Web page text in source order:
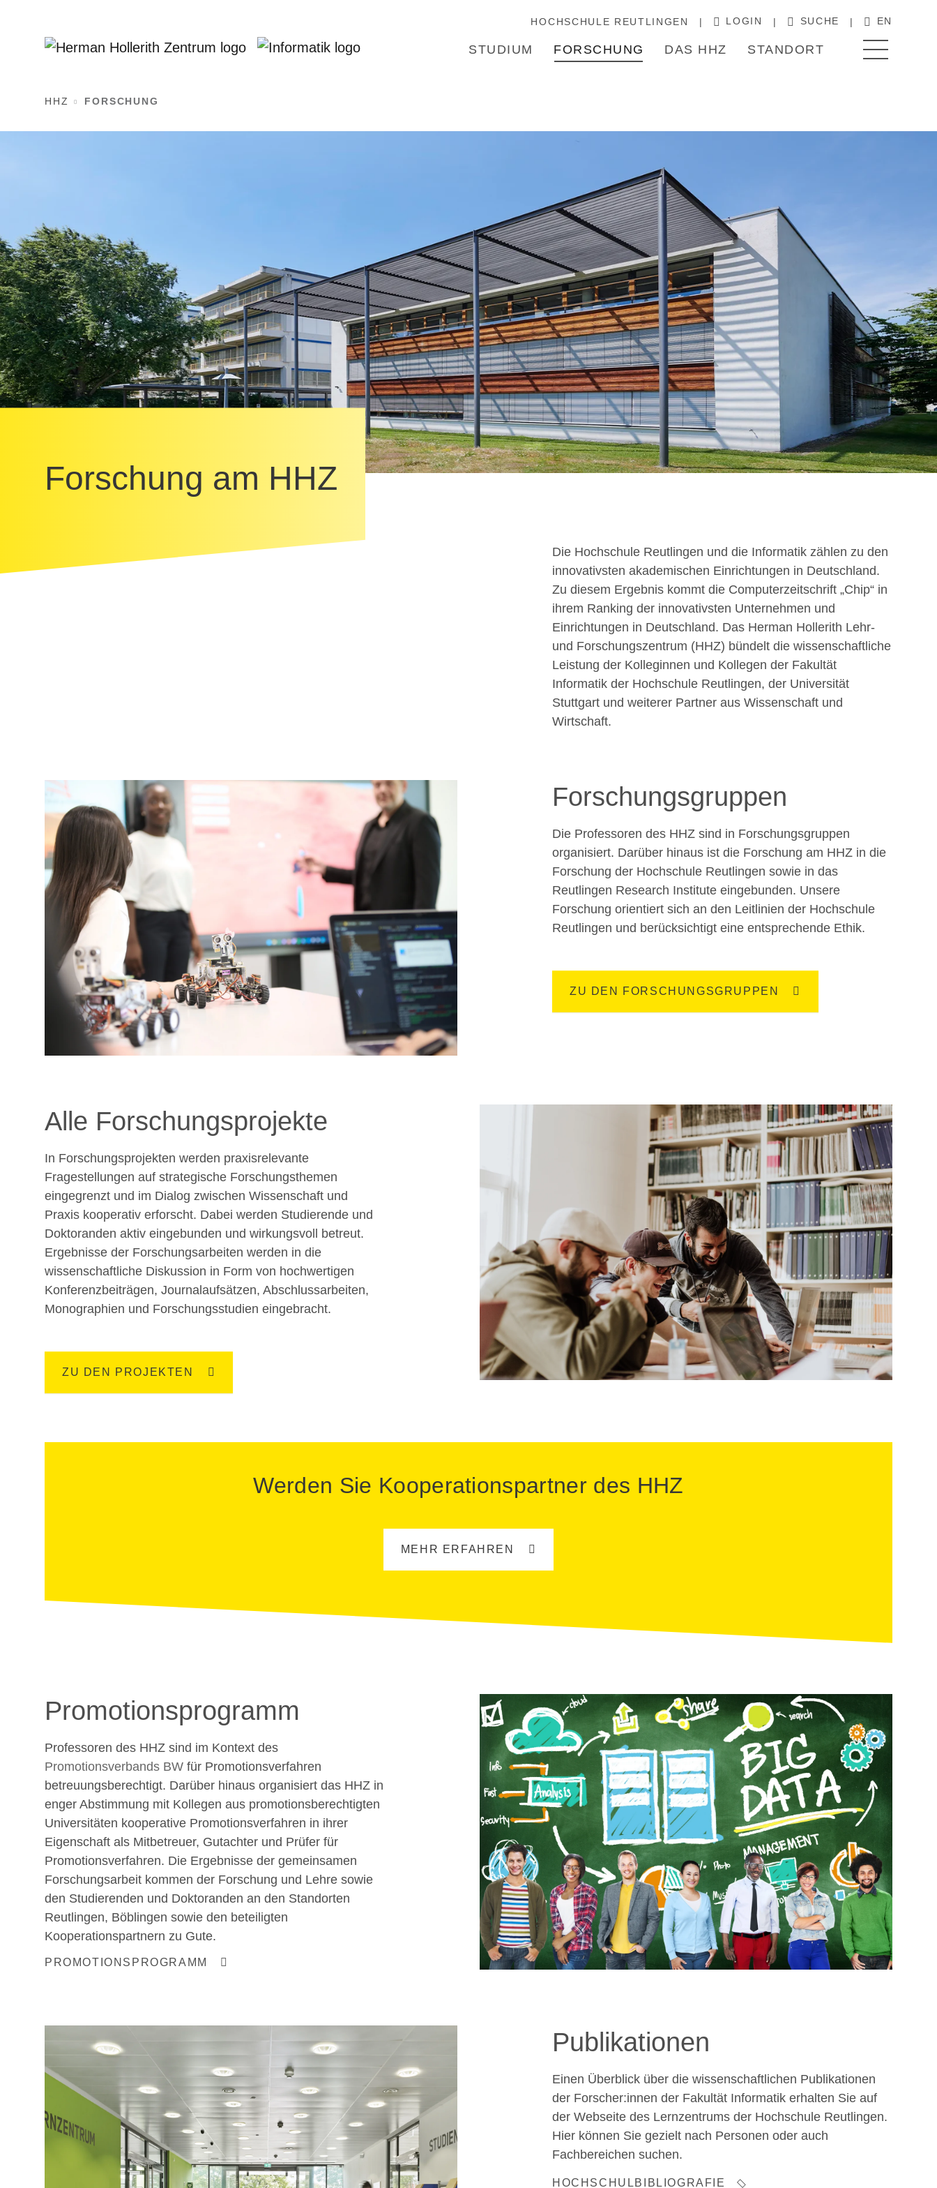
HOCHSCHULE REUTLINGEN LOGIN SUCHE EN
STUDIUM FORSCHUNG DAS HHZ STANDORT
HHZ FORSCHUNG
Forschung am HHZ
Die Hochschule Reutlingen und die Informatik zählen zu den
innovativsten akademischen Einrichtungen in Deutschland.
Zu diesem Ergebnis kommt die Computerzeitschrift „Chip“ in
ihrem Ranking der innovativsten Unternehmen und
Einrichtungen in Deutschland. Das Herman Hollerith Lehr-
und Forschungszentrum (HHZ) bündelt die wissenschaftliche
Leistung der Kolleginnen und Kollegen der Fakultät
Informatik der Hochschule Reutlingen, der Universität
Stuttgart und weiterer Partner aus Wissenschaft und
Wirtschaft.
Forschungsgruppen
Die Professoren des HHZ sind in Forschungsgruppen
organisiert. Darüber hinaus ist die Forschung am HHZ in die
Forschung der Hochschule Reutlingen sowie in das
Reutlingen Research Institute eingebunden. Unsere
Forschung orientiert sich an den Leitlinien der Hochschule
Reutlingen und berücksichtigt eine entsprechende Ethik.
ZU DEN FORSCHUNGSGRUPPEN
Alle Forschungsprojekte
In Forschungsprojekten werden praxisrelevante
Fragestellungen auf strategische Forschungsthemen
eingegrenzt und im Dialog zwischen Wissenschaft und
Praxis kooperativ erforscht. Dabei werden Studierende und
Doktoranden aktiv eingebunden und wirkungsvoll betreut.
Ergebnisse der Forschungsarbeiten werden in die
wissenschaftliche Diskussion in Form von hochwertigen
Konferenzbeiträgen, Journalaufsätzen, Abschlussarbeiten,
Monographien und Forschungsstudien eingebracht.
ZU DEN PROJEKTEN
Werden Sie Kooperationspartner des HHZ
MEHR ERFAHREN
Promotionsprogramm
Professoren des HHZ sind im Kontext des
Promotionsverbands BW für Promotionsverfahren
betreuungsberechtigt. Darüber hinaus organisiert das HHZ in
enger Abstimmung mit Kollegen aus promotionsberechtigten
Universitäten kooperative Promotionsverfahren in ihrer
Eigenschaft als Mitbetreuer, Gutachter und Prüfer für
Promotionsverfahren. Die Ergebnisse der gemeinsamen
Forschungsarbeit kommen der Forschung und Lehre sowie
den Studierenden und Doktoranden an den Standorten
Reutlingen, Böblingen sowie den beteiligten
Kooperationspartnern zu Gute.
PROMOTIONSPROGRAMM
Publikationen
Einen Überblick über die wissenschaftlichen Publikationen
der Forscher:innen der Fakultät Informatik erhalten Sie auf
der Webseite des Lernzentrums der Hochschule Reutlingen.
Hier können Sie gezielt nach Personen oder auch
Fachbereichen suchen.
HOCHSCHULBIBLIOGRAFIE